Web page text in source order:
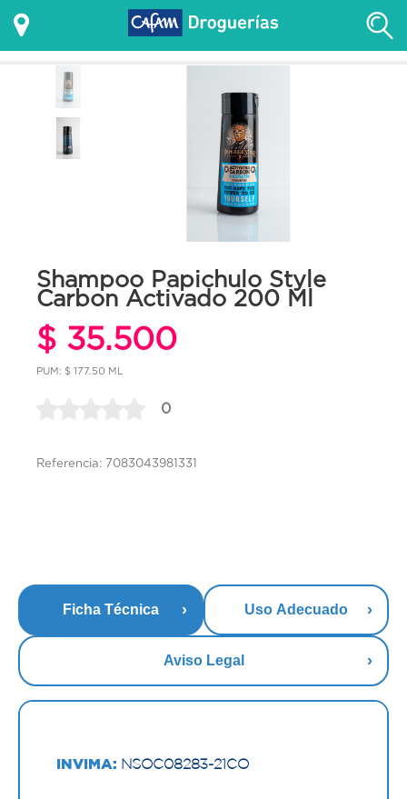
Shampoo Papichulo Style
Carbon Activado 200 Ml
$ 35.500
PUM: $ 177.50 ML
0
Referencia: 7083043981331
Ficha Técnica Uso Adecuado
Aviso Legal
INVIMA: NSOC08283-21CO